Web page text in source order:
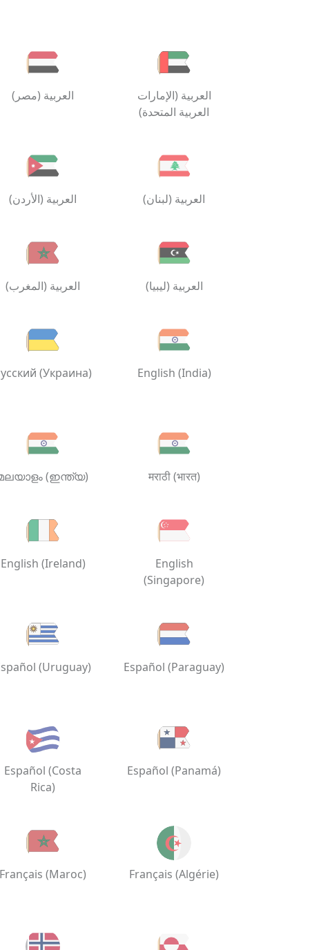
العربية (مصر)
العربية (الإمارات
العربية المتحدة)
العربية (الأردن) العربية (لبنان)
العربية (المغرب) العربية (ليبيا)
(Украина) English (India)
(ഇന്ത്യ) मराठी (भारत)
English (Ireland)
English
(Singapore)
(Uruguay) Español (Paraguay)
Español (Costa
Rica)
Español (Panamá)
Français (Maroc) Français (Algérie)